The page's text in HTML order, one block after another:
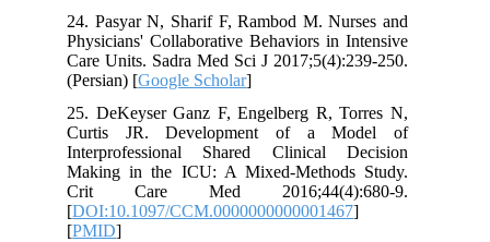
24. Pasyar N, Sharif F, Rambod M. Nurses and
Physicians' Collaborative Behaviors in Intensive
Care Units. Sadra Med Sci J 2017;5(4):239-250.
(Persian) [Google Scholar
25. DeKeyser Ganz F, Engelberg R, Torres N,
Curtis JR. Development of a Model of
Interprofessional Shared Clinical Decision
Making in the ICU: A Mixed-Methods Study.
Crit Care Med 2016;44(4):680-9.
[DOI:10.1097/CCM.0000000000001467
[PMID